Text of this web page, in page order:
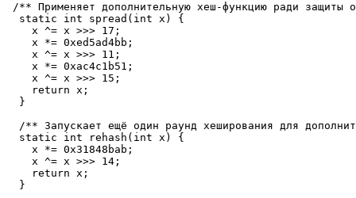
/** Применяет дополнительную хеш-функцию ради защиты
  static int spread(int x) {
    x ^= x >>> 17;
    x *= 0xed5ad4bb;
    x ^= x >>> 11;
    x *= 0xac4c1b51;
    x ^= x >>> 15;
    return x;
  }
/** Запускает ещё один раунд хеширования для
  static int rehash(int x) {
    x *= 0x31848bab;
    x ^= x >>> 14;
    return x;
  }